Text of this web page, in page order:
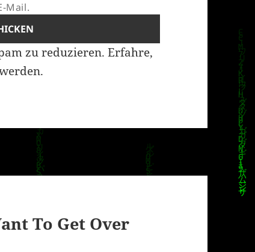
Mail.
zu reduzieren.Erfahre,
To Get Over